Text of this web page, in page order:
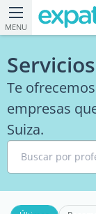
MENU
Te
empresas
Suiza.
Buscar por